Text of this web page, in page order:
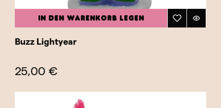
IN DEN WARENKORB LEGEN
Buzz Lightyear
25,00 €